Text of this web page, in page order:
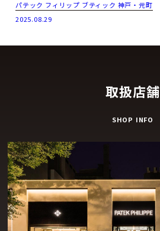
パテック フィリップ ブティック 神戸・元町
2025.08.29
取扱店舗
SHOP INFO